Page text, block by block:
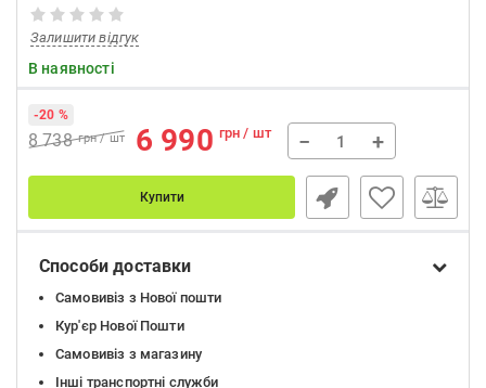
Залишити відгук
В наявності
8 738 грн / шт 6 990 грн / шт
-20 %
− +
Купити
Способи доставки
Самовивіз з Нової пошти
Кур'єр Нової Пошти
Самовивіз з магазину
Інші транспортні служби